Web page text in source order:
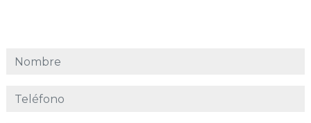
Nombre
Teléfono